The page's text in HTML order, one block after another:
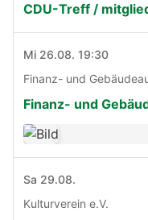
CDU-Treff /
Mi 26.08. 19:30
Finanz- und
Finanz- und
Sa 29.08.
Kulturverein e.V.